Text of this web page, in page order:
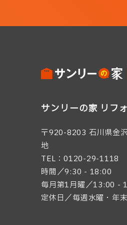
サンリーの家 リフ
〒920-8203 石川県金
地
TEL：0120-29-1118
時間／9:30 - 18:00
毎月第1月曜／13:00 -
定休日／毎週水曜・年